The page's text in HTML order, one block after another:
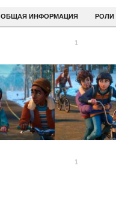
ОБЩАЯ ИНФОРМАЦИЯ РОЛИ
1
1